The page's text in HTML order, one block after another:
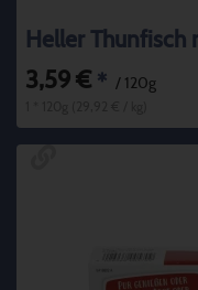
Heller Thunfisch
3,59 € * / 120g